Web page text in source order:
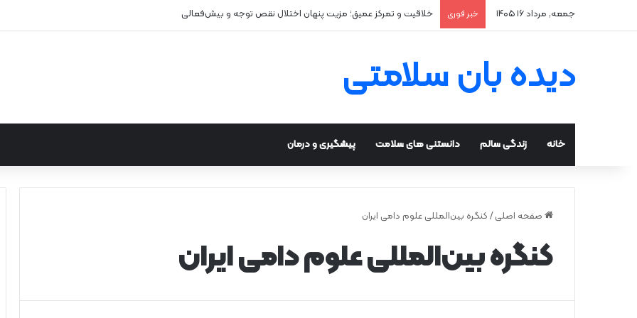
جمعه, مرداد ۱۶ ۱۴۰۵ خبر فوری خلاقیت و تمرکز عمیق؛ مزیت پنهان اختلال نقص توجه و بیش‌فعالی
دیده بان سلامتی
خانه زندگی سالم دانستنی های سلامت پیشگیری و درمان
صفحه اصلی / کنگره بین‌المللی علوم دامی ایران
کنگره بین‌المللی علوم دامی ایران